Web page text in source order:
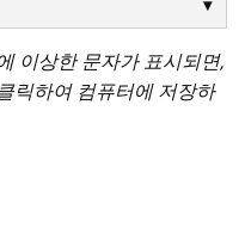
이상한 문자가 표시되면,
릭하여 컴퓨터에 저장하